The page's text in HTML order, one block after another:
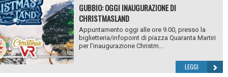
GUBBIO: OGGI INAUGURAZIONE DI
CHRISTMASLAND
Appuntamento oggi alle ore 9.00, presso la
biglietteria/infopoint di piazza Quaranta Martiri
per l’inaugurazione Christm...
LEGGI